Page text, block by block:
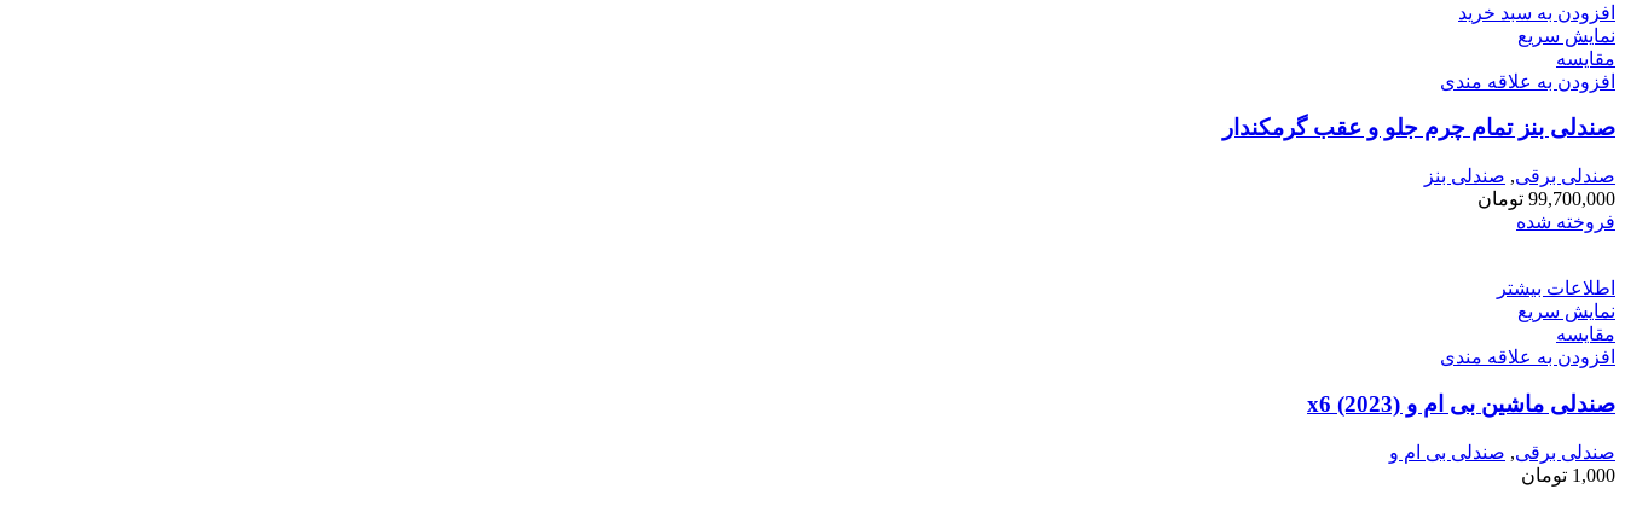
افزودن به سبد خرید
نمایش سریع
مقايسه
افزودن به علاقه مندی
صندلی بنز تمام چرم جلو و عقب گرمکندار
صندلی برقی, صندلی بنز
99,700,000 تومان
فروخته شده
اطلاعات بیشتر
نمایش سریع
مقايسه
افزودن به علاقه مندی
صندلی ماشین بی ام و x6 (2023)
صندلی برقی, صندلی بی ام و
1,000 تومان